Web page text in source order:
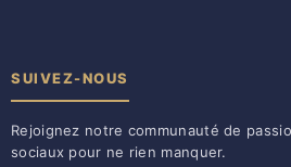
SUIVEZ-NOUS
Rejoignez notre communauté de
sociaux pour ne rien manquer.